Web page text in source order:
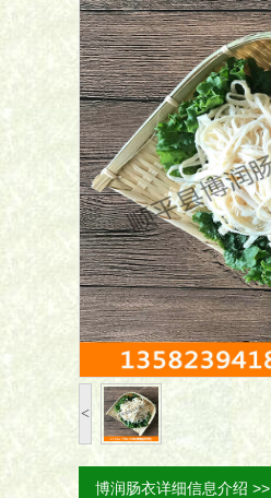
<
博润肠衣详细信息介绍 >>